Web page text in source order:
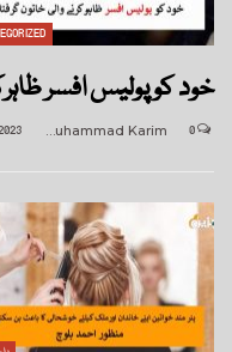
خود کو پولیس افسر
Muhammad Karim